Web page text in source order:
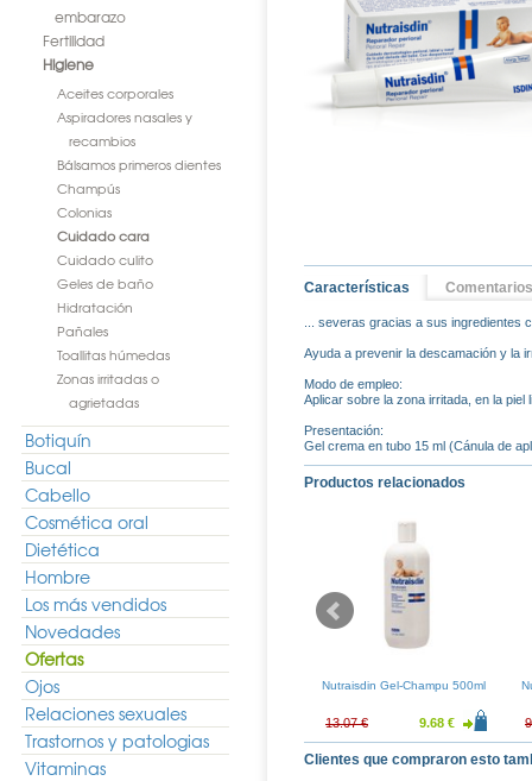
embarazo
Fertilidad
Higiene
Aceites corporales
Aspiradores nasales y
recambios
Bálsamos primeros dientes
Champús
Colonias
Cuidado cara
Cuidado culito
Geles de baño
Hidratación
Pañales
Toallitas húmedas
Zonas irritadas o
agrietadas
Botiquín
Bucal
Cabello
Cosmética oral
Dietética
Hombre
Los más vendidos
Novedades
Ofertas
Ojos
Relaciones sexuales
Trastornos y patologias
Vitaminas
Características Comentarios
... severas gracias a sus ingredientes
Ayuda a prevenir la descamación y la
Modo de empleo:
Aplicar sobre la zona irritada, en la
Presentación:
Gel crema en tubo 15 ml (Cánula de
Productos relacionados
Reparador
200ml
11.56 €
Reparador Granada 100ml
13.36 €
Nutraisdin Gel-Champu 500ml
13.07 € 9.68 €
Clientes que compraron esto